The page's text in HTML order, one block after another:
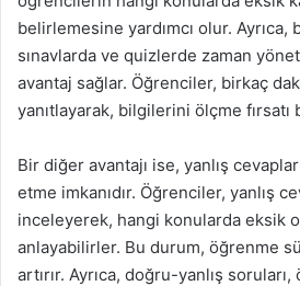
belirlemesine yardımcı olur. Ayrıca,
sınavlarda ve quizlerde zaman
avantaj sağlar. Öğrenciler, birkaç
yanıtlayarak, bilgilerini ölçme fırsatı
Bir diğer avantajı ise, yanlış
etme imkanıdır. Öğrenciler, yanlış
inceleyerek, hangi konularda eksik
anlayabilirler. Bu durum, öğrenme
artırır. Ayrıca, doğru-yanlış